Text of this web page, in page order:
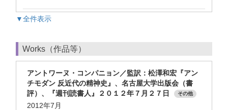
▼全件表示
Works（作品等）
アントワーヌ・コンパニョン／監訳：松澤和宏『アン
チモダン 反近代の精神史』、名古屋大学出版会（書
評）、『週刊読書人』２０１２年７月２７日
その他
2012年7月